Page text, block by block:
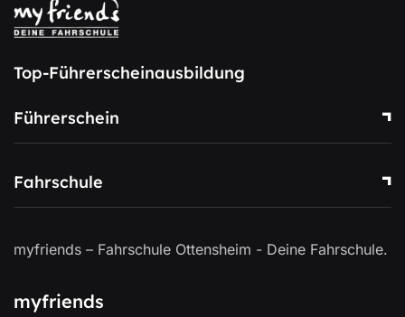
Top-Führerscheinausbildung
Führerschein
Fahrschule
myfriends – Fahrschule Ottensheim - Deine Fahrschule.
myfriends